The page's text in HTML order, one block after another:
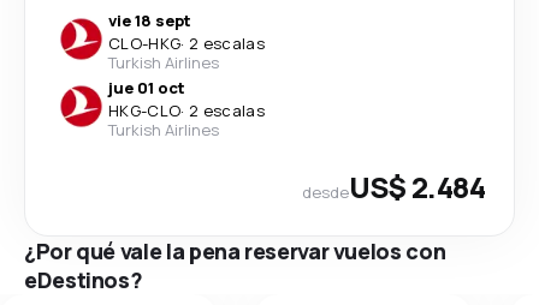
vie 18 sept
CLO-HKG· 2 escalas
Turkish Airlines
jue 01 oct
HKG-CLO· 2 escalas
Turkish Airlines
desdeUS$ 2.484
¿Por qué vale la pena reservar vuelos con
eDestinos?